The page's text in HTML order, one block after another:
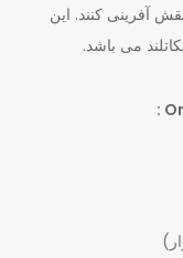
آفرینی کنند. این
می باشد.